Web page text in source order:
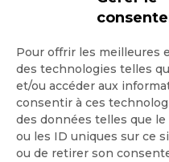
Pour offrir les meilleures
des technologies telles
et/ou accéder aux
consentir à ces
des données telles que
ou les ID uniques sur ce
ou de retirer son
Betteraves et
d’une
prolongation
05 Jan 2023 6 minutes